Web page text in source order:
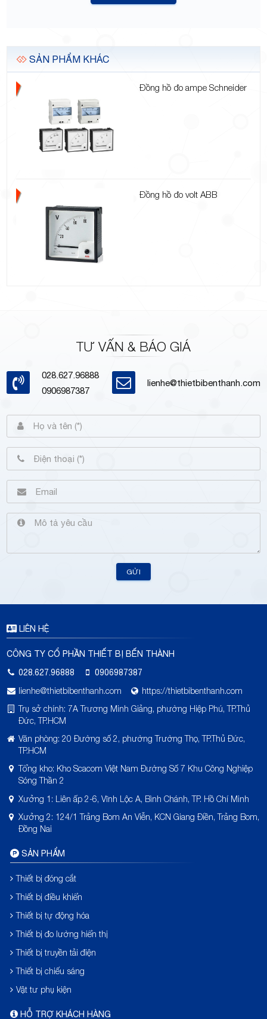
SẢN PHẨM KHÁC
Đồng hồ đo ampe Schneider
Đồng hồ đo volt ABB
TƯ VẤN & BÁO GIÁ
028.627.96888
0906987387
lienhe@thietbibenthanh.com
GỬI
LIÊN HỆ
CÔNG TY CỔ PHẦN THIẾT BỊ BẾN THÀNH
028.627.96888
0906987387
lienhe@thietbibenthanh.com
https://thietbibenthanh.com
Trụ sở chính: 7A Trương Minh Giảng, phường Hiệp Phú, TP.Thủ
Đức, TP.HCM
Văn phòng: 20 Đường số 2, phường Trường Thọ, TP.Thủ Đức,
TP.HCM
Tổng kho: Kho Scacom Việt Nam Đường Số 7 Khu Công Nghiệp
Sóng Thần 2
Xưởng 1: Liên ấp 2-6, Vĩnh Lộc A, Bình Chánh, TP. Hồ Chí Minh
Xưởng 2: 124/1 Trảng Bom An Viễn, KCN Giang Điền, Trảng Bom,
Đồng Nai
SẢN PHẨM
Thiết bị đóng cắt
Thiết bị điều khiển
Thiết bị tự động hóa
Thiết bị đo lường hiển thị
Thiết bị truyền tải điện
Thiết bị chiếu sáng
Vật tư phụ kiện
HỖ TRỢ KHÁCH HÀNG